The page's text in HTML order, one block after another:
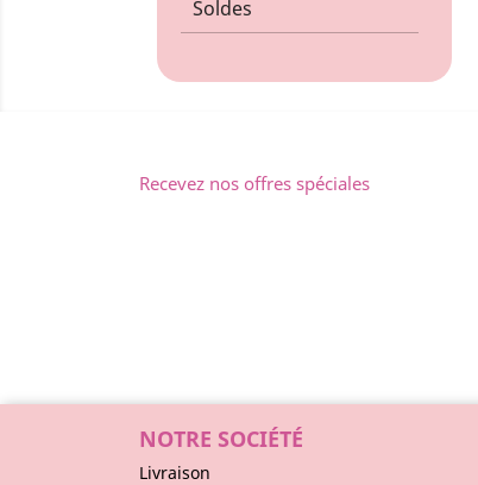
Soldes
Recevez nos offres spéciales
NOTRE SOCIÉTÉ
Livraison